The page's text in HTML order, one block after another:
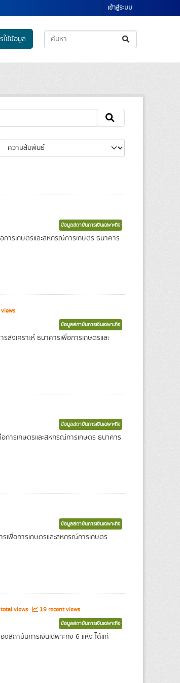
เข้าสู่ระบบ
ใช้ข้อมูล
ข้อมูลสถาบันการเงินเฉพาะกิจ
การเกษตรและสหกรณ์การเกษตร ธนาคาร
ข้อมูลสถาบันการเงินเฉพาะกิจ
งเคราะห์ ธนาคารเพื่อการเกษตรและ
ข้อมูลสถาบันการเงินเฉพาะกิจ
การเกษตรและสหกรณ์การเกษตร ธนาคาร
ข้อมูลสถาบันการเงินเฉพาะกิจ
เพื่อการเกษตรและสหกรณ์การเกษตร
views 19 recent views
ข้อมูลสถาบันการเงินเฉพาะกิจ
สถาบันการเงินเฉพาะกิจ 6 แห่ง ได้แก่